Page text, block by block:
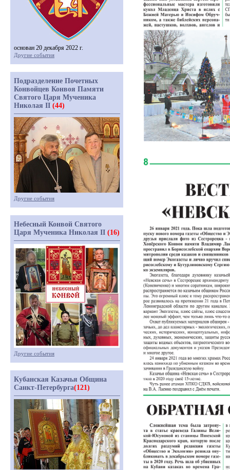
основан 20 декабря 2022 г.
Другие события
Подразделение Почетных
Конвойцев Конвоя Памяти
Святого Царя Мученика
Николая II (44)
Другие события
Небесный Конвой Святого
Царя Мученика Николая II (16)
Другие события
Кубанская Казачья Община
Санкт-Петербурга(121)